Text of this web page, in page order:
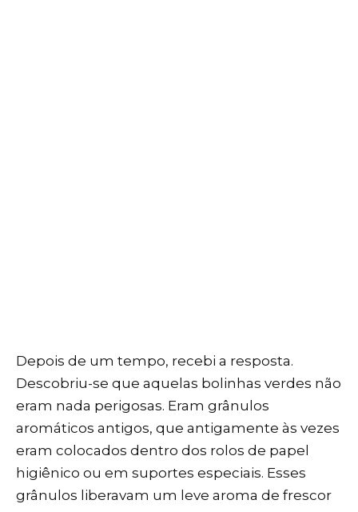
Depois de um tempo, recebi a resposta.
Descobriu-se que aquelas bolinhas verdes não
eram nada perigosas. Eram grânulos
aromáticos antigos, que antigamente às vezes
eram colocados dentro dos rolos de papel
higiênico ou em suportes especiais. Esses
grânulos liberavam um leve aroma de frescor